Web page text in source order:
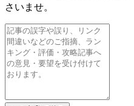
さいませ。